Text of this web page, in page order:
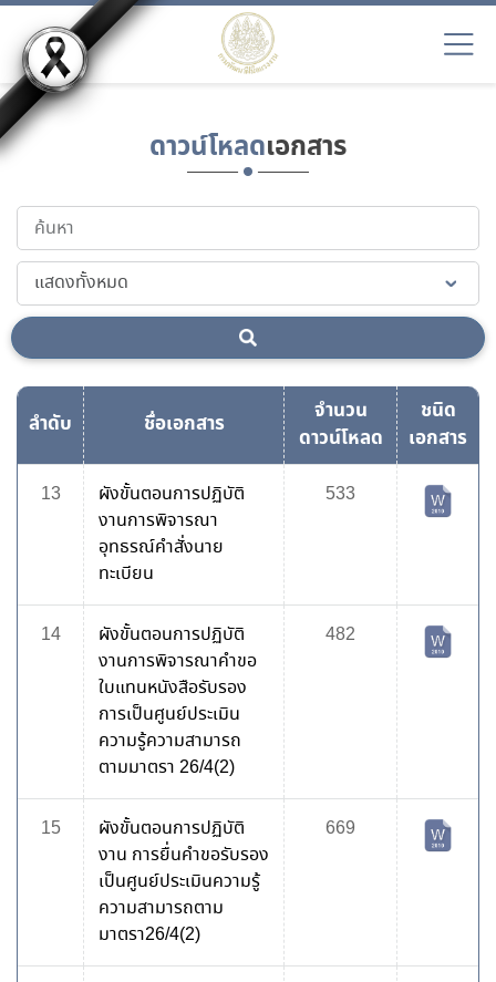
ดาวน์โหลดเอกสาร
ลำดับ ชื่อเอกสาร
จำนวน
ดาวน์โหลด
ชนิด
เอกสาร
13
ผังขั้นตอนการปฏิบัติ
งานการพิจารณา
อุทธรณ์คำสั่งนาย
ทะเบียน
533
14
ผังขั้นตอนการปฏิบัติ
งานการพิจารณาคำขอ
ใบแทนหนังสือรับรอง
การเป็นศูนย์ประเมิน
ความรู้ความสามารถ
ตามมาตรา 26/4(2)
482
15
ผังขั้นตอนการปฏิบัติ
งาน การยื่นคำขอรับรอง
เป็นศูนย์ประเมินความรู้
ความสามารถตาม
มาตรา26/4(2)
669